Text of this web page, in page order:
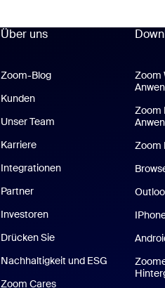
Über uns
Zoom-Blog
Kunden
Unser Team
Karriere
Integrationen
Partner
Investoren
Drücken Sie
Nachhaltigkeit und ESG
Zoom Cares
Zoom
Zoom
Zoom